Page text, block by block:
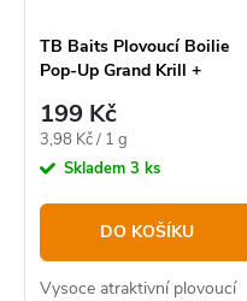
TB Baits Plovoucí Boilie
Pop-Up Grand Krill +
199 Kč
Měrná
cena:
3,98 Kč / 1 g
Skladem 3 ks
DO KOŠÍKU
Vysoce atraktivní plovoucí